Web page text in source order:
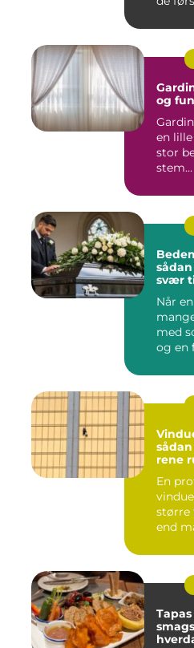
og
en
stor
stem...
svær
Når
med
og en
rene
En
større
end